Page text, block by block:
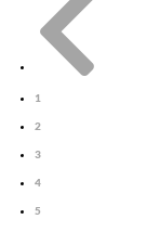

1
2
3
4
5